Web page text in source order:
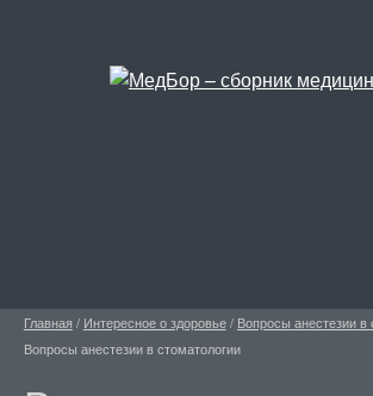
Главная / Интересное о здоровье/ Вопросы анестезии в
Вопросы анестезии в стоматологии